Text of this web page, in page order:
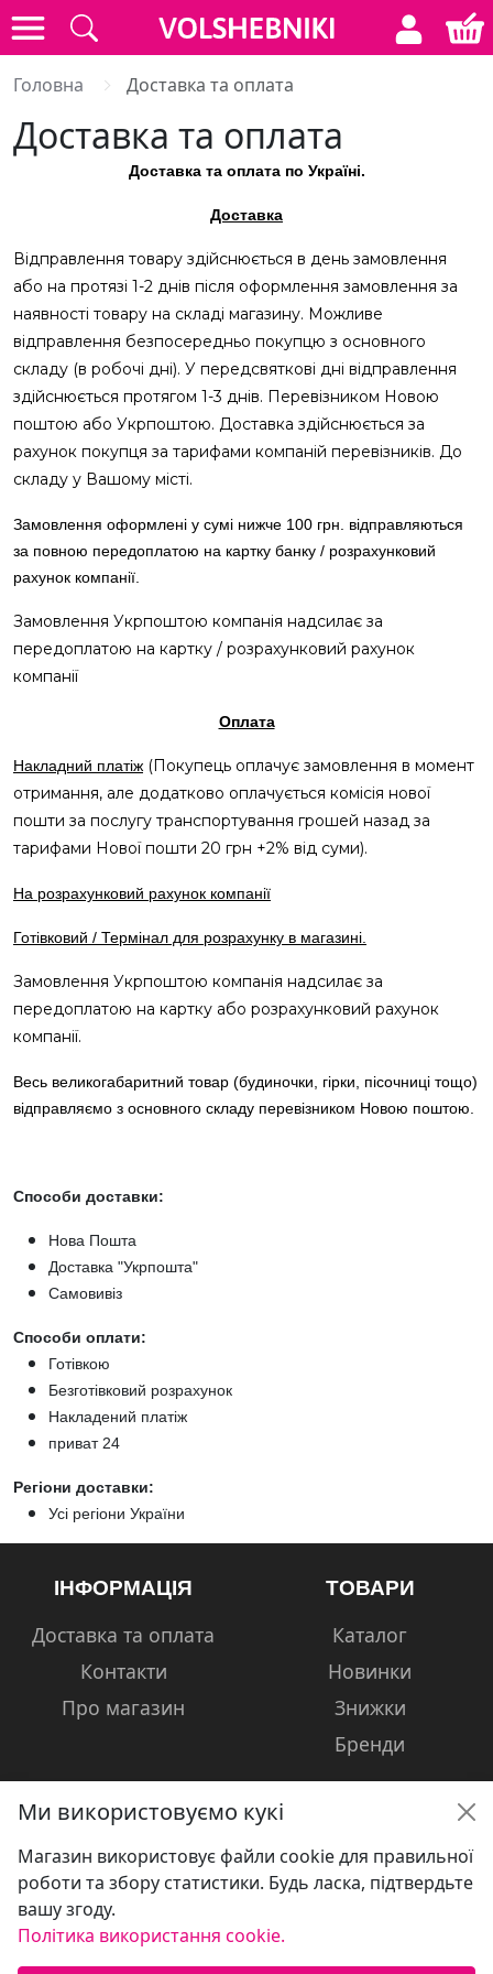
Головна Доставка та оплата
Доставка та оплата
Доставка та оплата по Україні.
Доставка
Відправлення товару здійснюється в день замовлення
або на протязі 1-2 днів після оформлення замовлення за
наявності товару на складі магазину. Можливе
відправлення безпосередньо покупцю з основного
складу (в робочі дні). У передсвяткові дні відправлення
здійснюється протягом 1-3 днів. Перевізником Новою
поштою або Укрпоштою. Доставка здійснюється за
рахунок покупця за тарифами компаній перевізників. До
складу у Вашому місті.
Замовлення оформлені у сумі нижче 100 грн. відправляються
за повною передоплатою на картку банку / розрахунковий
рахунок компанії.
Замовлення Укрпоштою компанія надсилає за
передоплатою на картку / розрахунковий рахунок
компанії
Оплата
Накладний платіж (Покупець оплачує замовлення в момент
отримання, але додатково оплачується комісія нової
пошти за послугу транспортування грошей назад за
тарифами Нової пошти 20 грн +2% від суми).
На розрахунковий рахунок компанії
Готівковий / Термінал для розрахунку в магазині.
Замовлення Укрпоштою компанія надсилає за
передоплатою на картку або розрахунковий рахунок
компанії.
Весь великогабаритний товар (будиночки, гірки, пісочниці тощо)
відправляємо з основного складу перевізником Новою поштою.
Способи доставки:
Нова Пошта
Доставка "Укрпошта"
Самовивіз
Способи оплати:
Готівкою
Безготівковий розрахунок
Накладений платіж
приват 24
Регіони доставки:
Усі регіони України
ІНФОРМАЦІЯ
Доставка та оплата
Контакти
Про магазин
ТОВАРИ
Каталог
Новинки
Знижки
Бренди
КОНТАКТИ
Ми використовуємо кукі
Магазин використовує файли cookie для правильної
роботи та збору статистики. Будь ласка, підтвердьте
вашу згоду.
Політика використання cookie.